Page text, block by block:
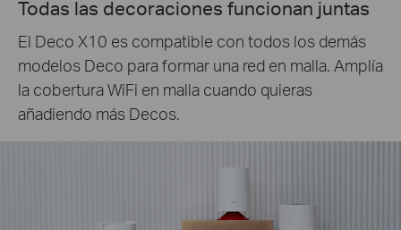
Todas las decoraciones funcionan juntas
El Deco X10 es compatible con todos los demás
modelos Deco para formar una red en malla. Amplía
la cobertura WiFi en malla cuando quieras
añadiendo más Decos.